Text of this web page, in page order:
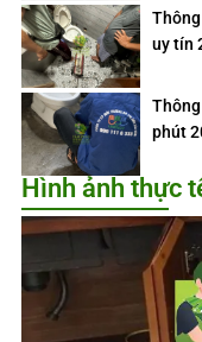
uy tín
phút
Hình ảnh thực